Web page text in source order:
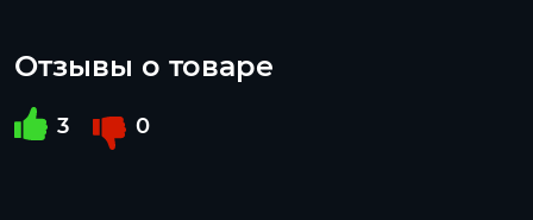
Отзывы о товаре
3 0